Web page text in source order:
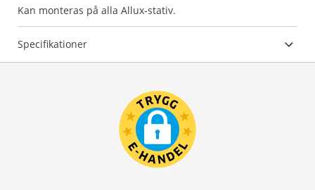
Kan monteras på alla Allux-stativ.
Specifikationer